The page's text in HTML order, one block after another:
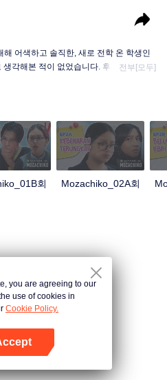
어색하고 솔직한, 새로 전학 온 학생인
각해본 적이 없었습니다. 후자는 심지어
전부[모두]
회 Mozachiko_02A회
you are agreeing to our
use of cookies in
Cookie Policy.